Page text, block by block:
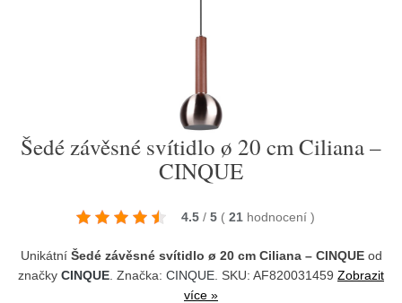
Šedé závěsné svítidlo ø 20 cm Ciliana –
CINQUE
4.5 / 5 ( 21 hodnocení )
Unikátní Šedé závěsné svítidlo ø 20 cm Ciliana – CINQUEod
značky CINQUE . Značka: CINQUE . SKU: AF820031459 Zobrazit
více »